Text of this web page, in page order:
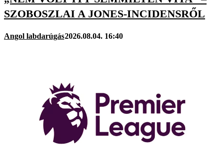
SZOBOSZLAI A JONES-INCIDENSRŐL
Angol labdarúgás2026.08.04. 16:40